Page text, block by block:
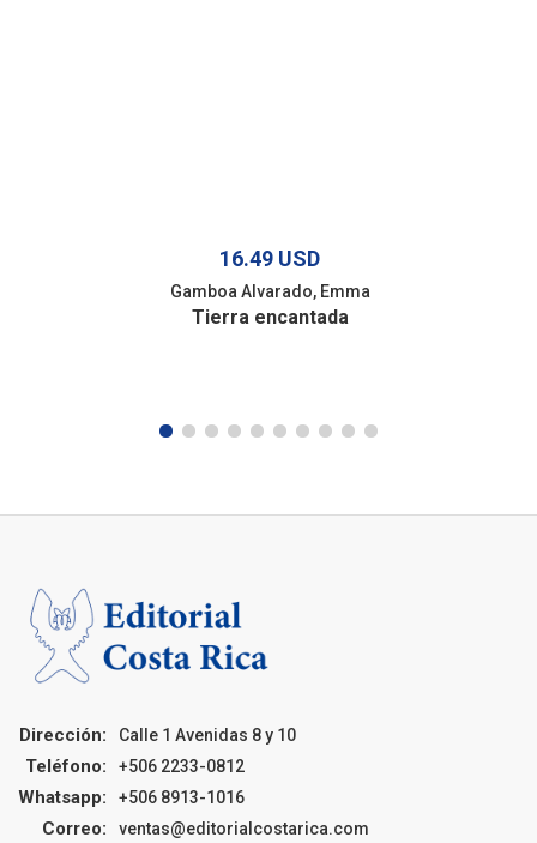
16.49 USD
Gamboa Alvarado, Emma
Tierra encantada
Dirección: Calle 1 Avenidas 8 y 10
Teléfono: +506 2233-0812
Whatsapp: +506 8913-1016
Correo: ventas@editorialcostarica.com